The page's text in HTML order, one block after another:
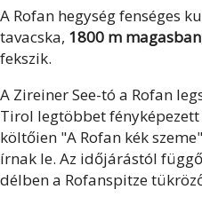
A Rofan hegység fenséges
tavacska, 1800 m magasban
fekszik.
A Zireiner See-tó a Rofan
Tirol legtöbbet
költőien "A Rofan kék
írnak le. Az időjárástól
délben a Rofanspitze